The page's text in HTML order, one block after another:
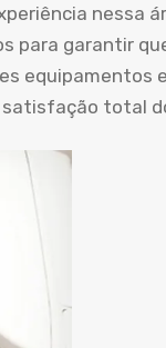
nessa
para garantir
equipamentos e
satisfação total